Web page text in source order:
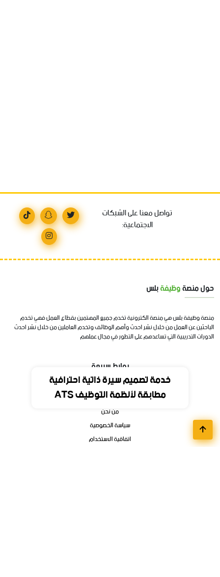
خدمة تصميم سيرة ذاتية احترافية
مطابقة لأنظمة التوظيف ATS
تواصل معنا على الشبكات
الاجتماعية:
حول منصةوظيفةبلس
منصة وظيفة بلس هي منصة الكترونية تخدم جميع المهتمين بقطاع العمل فهي تخدم
الباحثين عن العمل من خلال نشر احدث وأهم الوظائف وتخدم العاملين من خلال نشر احدث
الدورات التدريبية التي تساعدهم على التطور في مجال عملهم
روابط سريعة
الرئيسية
من نحن
سياسة الخصوصية
اتفاقية الاستخدام